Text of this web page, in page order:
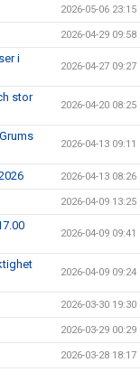
2026-05-06 23:15
2026-04-29 09:58
i
2026-04-27 09:27
stor
2026-04-20 08:25
2026-04-13 09:11
2026-04-13 08:26
2026-04-09 13:25
2026-04-09 09:41
2026-04-09 09:24
2026-03-30 19:30
2026-03-29 00:29
2026-03-28 18:17